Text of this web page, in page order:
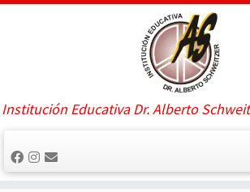
Saltar
Institución Educativa Dr. Alberto